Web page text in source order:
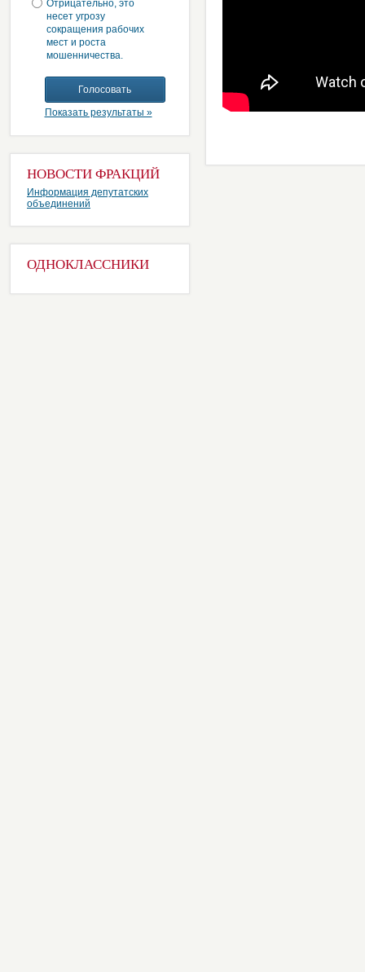
Отрицательно, это
несет угрозу
сокращения рабочих
мест и роста
мошенничества.
Показать результаты »
НОВОСТИ ФРАКЦИЙ
Информация депутатских
объединений
ОДНОКЛАССНИКИ